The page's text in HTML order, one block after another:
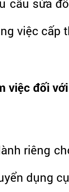
cầu sửa
việc cấp
việc đối
riêng
dụng